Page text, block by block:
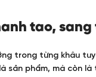
tao,
trong từng khâu
sản phẩm, mà còn